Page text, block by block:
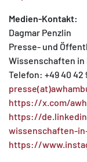
Medien-Kontakt:
Dagmar Penzlin
Presse- und
Wissenschaften in
Telefon: +49 40 42
https://x.com/
https://
wissenschaften-
https://